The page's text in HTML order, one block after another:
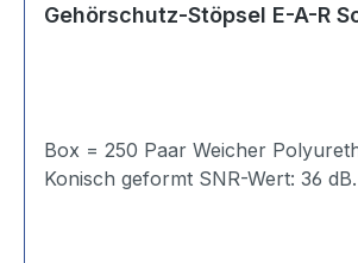
Gehörschutz-Stöpsel E-A-R
Box = 250 Paar Weicher Polyurethanschaum.